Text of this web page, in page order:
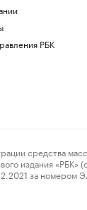
РБК
средства
издания «РБК»
за